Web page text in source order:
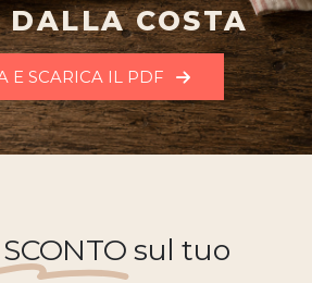
DALLA COSTA
E SCARICA IL PDF
sul tuo